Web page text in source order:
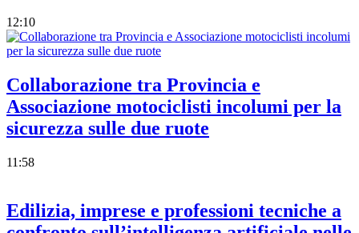
12:10
Collaborazione tra Provincia e
Associazione motociclisti incolumi per la
sicurezza sulle due ruote
11:58
Edilizia, imprese e professioni tecniche a